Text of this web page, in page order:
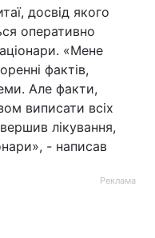
досвід якого
оперативно
«Мене
фактів,
Але факти,
виписати всіх
лікування,
- написав
Реклама